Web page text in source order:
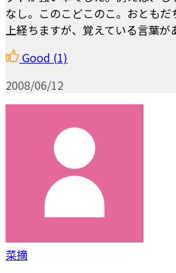
なし。このこどこのこ。おとも
上経ちますが、覚えている言葉が
Good (1)
2008/06/12
菜摘